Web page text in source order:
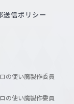
送信ポリシー
の使い魔製作委員
の使い魔製作委員